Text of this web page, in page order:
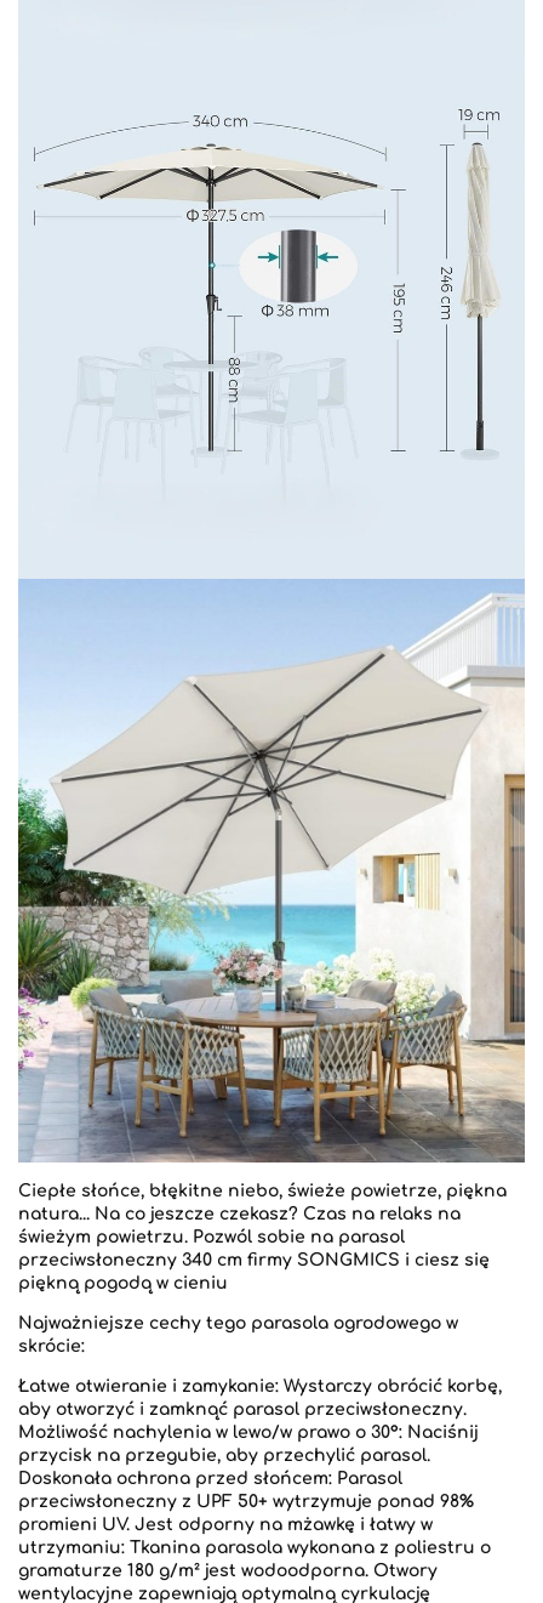
Ciepłe słońce, błękitne niebo, świeże powietrze, piękna
natura... Na co jeszcze czekasz? Czas na relaks na
świeżym powietrzu. Pozwól sobie na parasol
przeciwsłoneczny 340 cm firmy SONGMICS i ciesz się
piękną pogodą w cieniu
Najważniejsze cechy tego parasola ogrodowego w
skrócie:
Łatwe otwieranie i zamykanie: Wystarczy obrócić korbę,
aby otworzyć i zamknąć parasol przeciwsłoneczny.
Możliwość nachylenia w lewo/w prawo o 30°: Naciśnij
przycisk na przegubie, aby przechylić parasol.
Doskonała ochrona przed słońcem: Parasol
przeciwsłoneczny z UPF 50+ wytrzymuje ponad 98%
promieni UV. Jest odporny na mżawkę i łatwy w
utrzymaniu: Tkanina parasola wykonana z poliestru o
gramaturze 180 g/m² jest wodoodporna. Otwory
wentylacyjne zapewniają optymalną cyrkulację